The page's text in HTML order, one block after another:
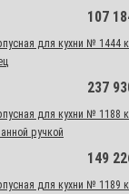
107
для кухни №
237
для кухни №
ручкой
149
для кухни №